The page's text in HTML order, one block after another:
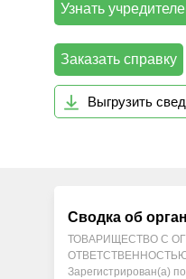
Узнать
Заказать справку
Выгрузить
Сводка об
ТОВАРИЩЕСТВО С
Зарегистрирован(а)